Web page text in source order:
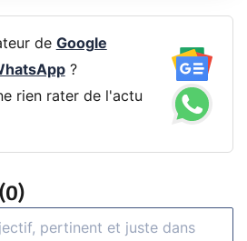
de Google
?
rien rater de l'actu